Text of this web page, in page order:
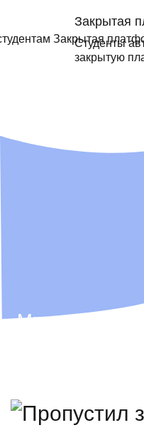
Закрытая
Студенты
закрытую
Мы не просто
Поэтому